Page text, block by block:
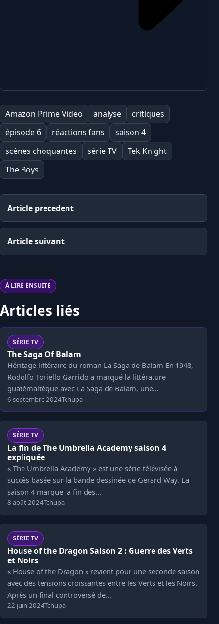
Amazon Prime Video analyse
critiques
épisode 6
réactions fans
saison 4
scènes choquantes
série TV
Tek Knight
The Boys
Article precedent
Article suivant
À LIRE ENSUITE
Articles liés
SÉRIE TV
The Saga Of Balam
Héritage littéraire du roman La Saga de Balam En 1948,
Rodolfo Toriello Garrido a marqué la littérature
guatémaltèque avec La Saga de Balam, une...
6 septembre 2024Tchupa
SÉRIE TV
La fin de The Umbrella Academy saison 4
expliquée
« The Umbrella Academy » est une série télévisée à
succès basée sur la bande dessinée de Gerard Way. La
saison 4 marque la fin des...
8 août 2024Tchupa
SÉRIE TV
House of the Dragon Saison 2 : Guerre des Verts
et Noirs
« House of the Dragon » revient pour une seconde saison
avec des tensions croissantes entre les Verts et les Noirs.
Après un final controversé de...
22 juin 2024Tchupa